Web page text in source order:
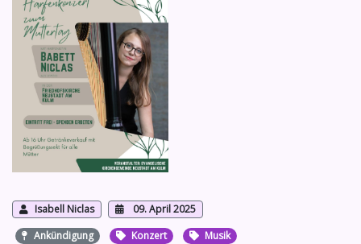
Isabell Niclas
09. April 2025
Ankündigung
Konzert
Musik